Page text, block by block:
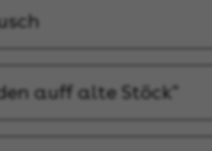
auff alte Stöck"